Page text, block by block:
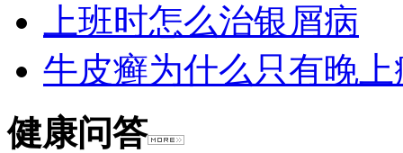
上班时怎么治银屑病
牛皮癣为什么只有晚上
健康问答